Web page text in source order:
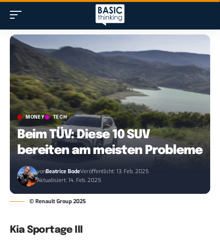
MONEY TECH
Beim TÜV: Diese 10 SUV
bereiten am meisten Probleme
vonBeatrice BodeVeröffentlicht: 13. Feb. 2025
Aktualisiert: 14. Feb. 2025
© Renault Group 2025
Kia Sportage III